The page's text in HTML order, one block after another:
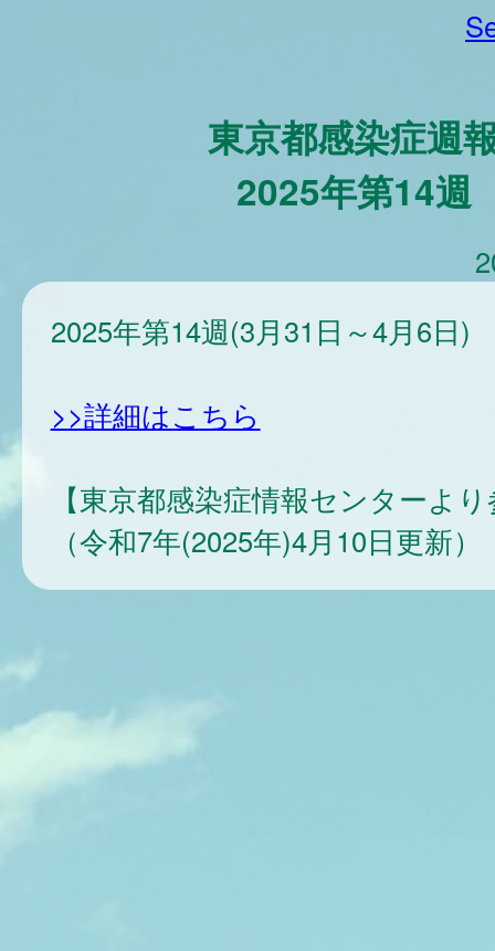
東京都感染症週
2025年第14週
2025年第14週(3月31日～4月6日)
>>詳細はこちら
【東京都感染症情報センターよ
（令和7年(2025年)4月10日更新）